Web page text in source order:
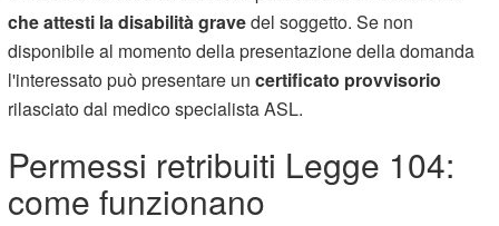
che attesti la disabilità gravedel soggetto. Se non
disponibile al momento della presentazione della domanda
l'interessato può presentare uncertificato provvisorio
rilasciato dal medico specialista ASL.
Permessi retribuiti Legge 104:
come funzionano